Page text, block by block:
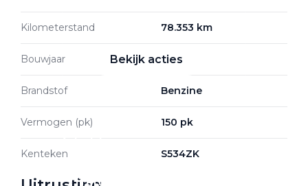
voordeel
Bekijk acties
Zakelijk
Terug
Kilometerstand 78.353 km
Bouwjaar 2022
Brandstof Benzine
Vermogen (pk) 150 pk
Kenteken S534ZK